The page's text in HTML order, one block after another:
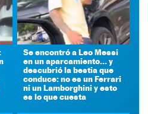
Se encontró a Leo Messi
en un aparcamiento... y
descubrió la bestia que
conduce: no es un Ferrari
ni un Lamborghini y esto
es lo que cuesta